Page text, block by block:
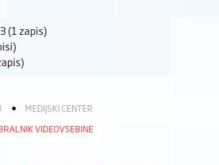
(1 zapis)
MEDIJSKI CENTER
VIDEOVSEBINE